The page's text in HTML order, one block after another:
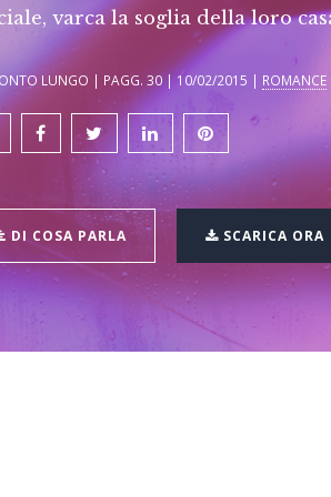
varca la soglia della loro
LUNGO | PAGG. 30 | 10/02/2015 | ROMANCE
DI COSA PARLA SCARICA ORA